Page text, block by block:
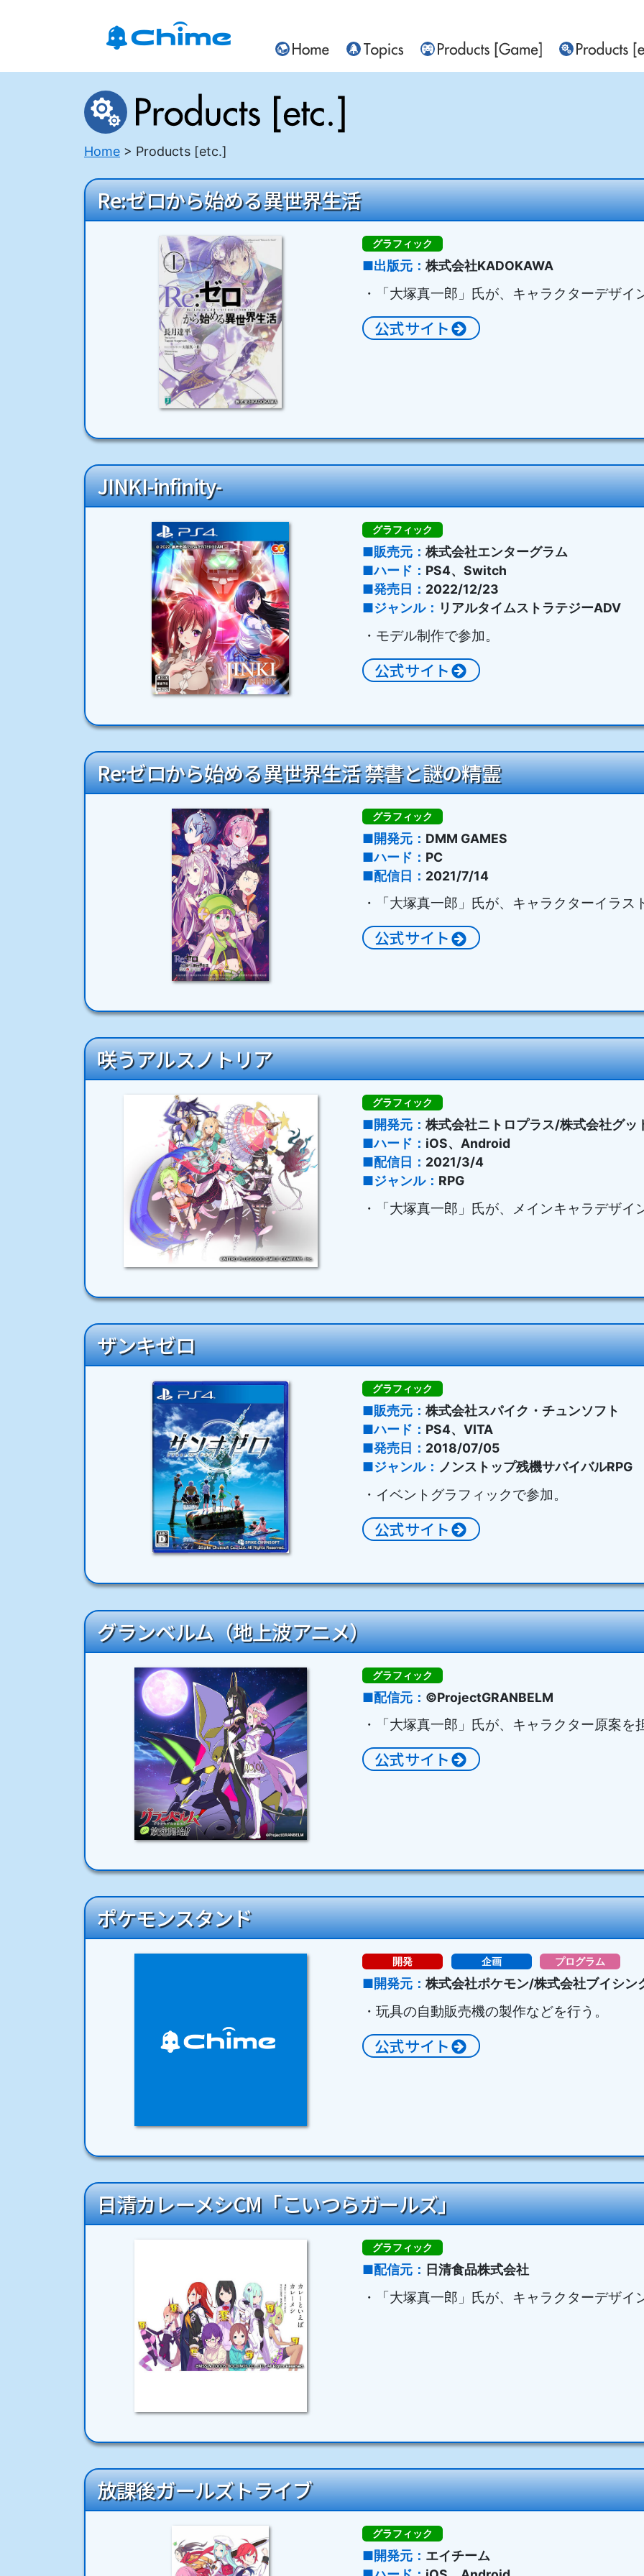
Home Products [etc.]
Re:ゼロから始める異世界生活
グラフィック
出版元 株式会社KADOKAWA
・「大塚真一郎」氏が、キャラクターデザ
公式サイト
JINKI-infinity-
グラフィック
販売元
株式会社エンターグラム
ハード
PS4、Switch
発売日
2022/12/23
ジャンル
リアルタイムストラテジーADV
・モデル制作で参加。
公式サイト
Re:ゼロから始める異世界生活 禁書と謎の精霊
グラフィック
開発元
DMM GAMES
ハード
PC
配信日
2021/7/14
・「大塚真一郎」氏が、キャラクターイラス
公式サイト
咲うアルスノトリア
グラフィック
開発元
株式会社ニトロプラス/株式会社グッ
ハード
iOS、Android
配信日
2021/3/4
ジャンル
RPG
・「大塚真一郎」氏が、メインキャラデザ
ザンキゼロ
グラフィック
販売元
株式会社スパイク・チュンソフト
ハード
PS4、VITA
発売日
2018/07/05
ジャンル
ノンストップ残機サバイバルRPG
・イベントグラフィックで参加。
公式サイト
グランベルム（地上波アニメ）
グラフィック
配信元 ©ProjectGRANBELM
・「大塚真一郎」氏が、キャラクター原案を
公式サイト
ポケモンスタンド
開発 企画 プログラム
開発元 株式会社ポケモン/株式会社ブイシン
・玩具の自動販売機の製作などを行う。
公式サイト
日清カレーメシCM「こいつらガールズ」
グラフィック
配信元 日清食品株式会社
・「大塚真一郎」氏が、キャラクターデザイ
放課後ガールズトライブ
グラフィック
開発元
エイチーム